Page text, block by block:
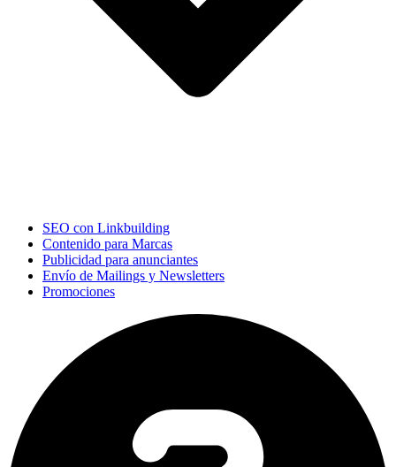
SEO con Linkbuilding
Contenido para Marcas
Publicidad para anunciantes
Envío de Mailings y Newsletters
Promociones